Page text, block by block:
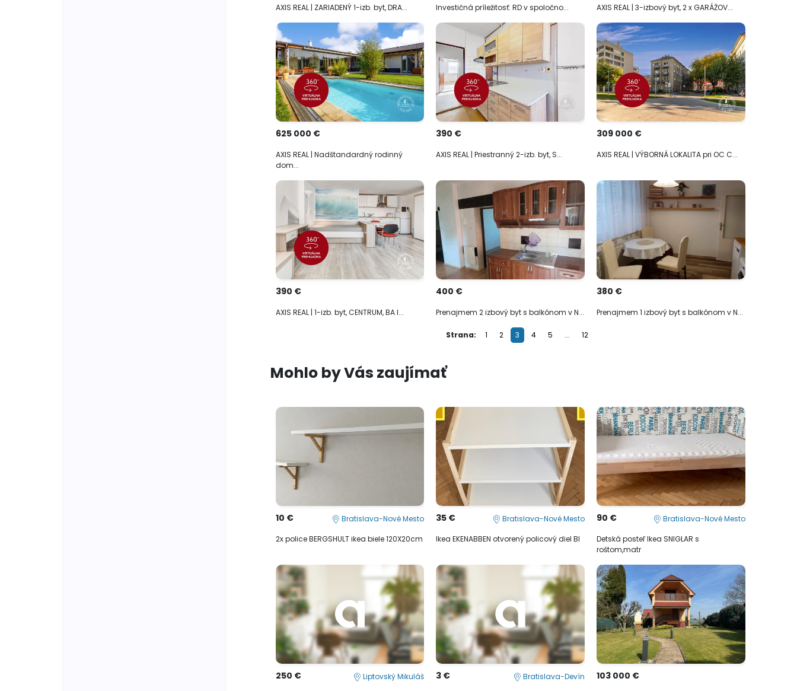
AXIS REAL | ZARIADENÝ 1-izb. byt, DRA... Investičná príležitosť: RD v spoločno... AXIS REAL | 3-izbový byt, 2 x GARÁŽOV...
625 000 €
AXIS REAL | Nadštandardný rodinný
dom...
390 €
AXIS REAL | Priestranný 2-izb. byt, S...
309 000 €
AXIS REAL | VÝBORNÁ LOKALITA pri OC C...
390 €
AXIS REAL | 1-izb. byt, CENTRUM, BA I...
400 €
Prenajmem 2 izbový byt s balkónom v N...
380 €
Prenajmem 1 izbový byt s balkónom v N...
Strana: 1 2 3 4 5 ... 12
Mohlo by Vás zaujímať
10 € Bratislava-Nové Mesto
2x police BERGSHULT ikea biele 120X20cm
35 € Bratislava-Nové Mesto
Ikea EKENABBEN otvorený policový diel BI
90 € Bratislava-Nové Mesto
Detská posteľ Ikea SNIGLAR s
roštom,matr
250 € Liptovský Mikuláš 3 € Bratislava-Devín 103 000 €